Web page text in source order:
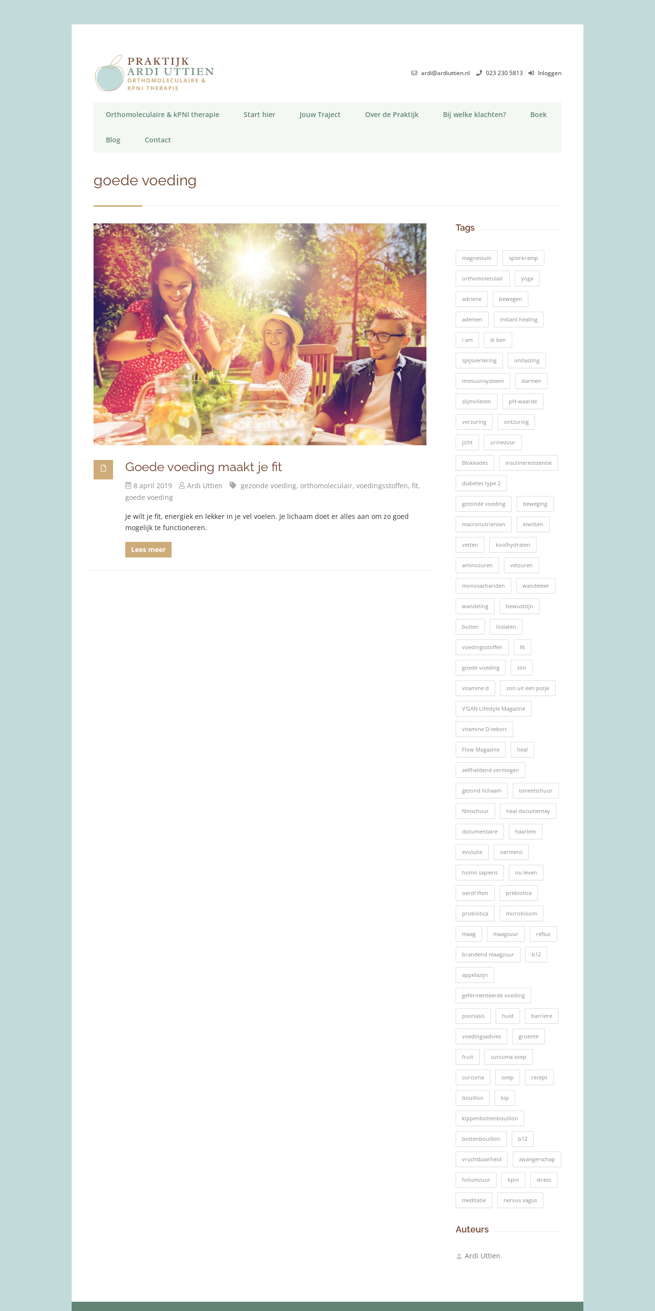
ardi@ardiuttien.nl 023 230 5813 Inloggen
Orthomoleculaire & kPNI therapie Start hier Jouw Traject Over de Praktijk Bij welke klachten? Boek
Blog Contact
goede voeding
Goede voeding maakt je fit
8 april 2019 Ardi Uttien gezonde voeding, orthomoleculair, voedingsstoffen, fit,
goede voeding
Je wilt je fit, energiek en lekker in je vel voelen. Je lichaam doet er alles aan om zo goed
mogelijk te functioneren.
Lees meer
Tags
magnesium spierkramp
orthomoleculair yoga
adriene bewegen
ademen instant healing
i am ik ben
spijsvertering ontlasting
immuunsysteem darmen
slijmvliezen pH-waarde
verzuring ontzuring
jicht urinezuur
Blokkades insulineresistentie
diabetes type 2
gezonde voeding beweging
macronutrienten eiwitten
vetten koolhydraten
aminozuren vetzuren
monosachariden wandeleer
wandeling bewustzijn
buiten loslaten
voedingsstoffen fit
goede voeding zon
vitamine d zon uit een potje
V'GAN Lifestyle Magazine
vitamine D-tekort
Flow Magazine heal
zelfheldend vermogen
gezond lichaam toneelschuur
filmschuur heal documentay
documentaire haarlem
evolutie oermens
homo sapiens nu leven
oerdriften prebiotica
probiotica microbioom
maag maagzuur reflux
brandend maagzuur b12
appelazijn
gefermenteerde voeding
psoriasis huid barriere
voedingsadvies groente
fruit curcuma soep
curcuma soep recept
bouillon kip
kippenbottenbouillon
bottenbouillon b12
vruchtbaarheid zwangerschap
foliumzuur kpni stress
meditatie nervus vagus
Auteurs
Ardi Uttien